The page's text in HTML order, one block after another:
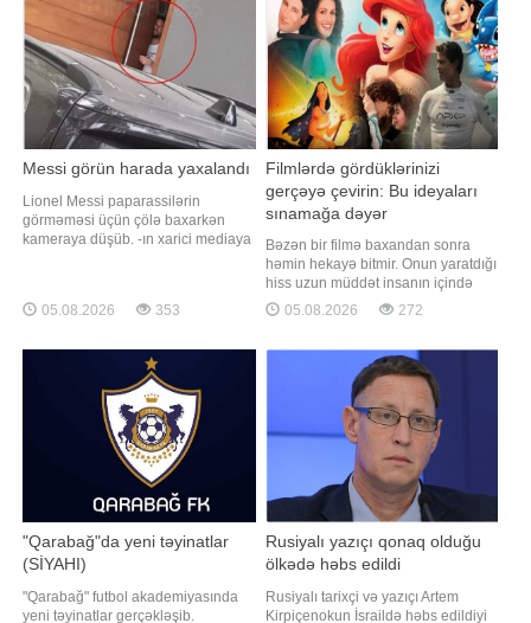
Messi görün harada yaxalandı
Lionel Messi paparassilərin
görməməsi üçün çölə baxarkən
kameraya düşüb. -ın xarici mediaya
anda yaxalanıb və bu, maraqlı
olub. Dünya futbolunun
ulduzlarından biri olan Lione
05.08.2026 353
Filmlərdə gördüklərinizi
gerçəyə çevirin: Bu ideyaları
sınamağa dəyər
Bəzən bir filmə baxandan sonra
həmin hekayə bitmir. Onun yaratdığı
hiss uzun müddət insanın içində
qalır və "mən də bunu yaşamaq
istəyirəm" fikri yaranır. Romantik
və ya dostlarla çimərlik əyləncəsi.
Sevdiyiniz filmlərdən ilham alaraq
yay tətilindəki ad
05.08.2026 272
"Qarabağ"da yeni təyinatlar
(SİYAHI)
"Qarabağ" futbol akademiyasında
yeni təyinatlar gerçəkləşib.
Rusiyalı yazıçı qonaq olduğu
ölkədə həbs edildi
Rusiyalı tarixçi və yazıçı Artem
Kirpiçenokun İsraildə həbs edildiyi